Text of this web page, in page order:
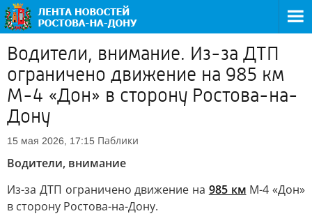
Водители, внимание. Из-за ДТП
ограничено движение на 985 км
М-4 «Дон» в сторону Ростова-на-
Дону
15 мая 2026, 17:15 Паблики
Водители, внимание
Из-за ДТП ограничено движение на 985 км М-4 «Дон»
в сторону Ростова-на-Дону.